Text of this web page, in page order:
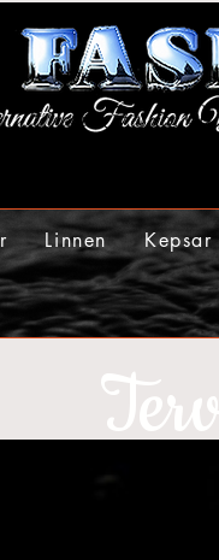
Linnen Kepsar